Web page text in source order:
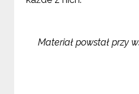
Materiał powstał przy